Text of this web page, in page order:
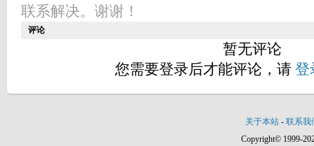
联系解决。谢谢！
评论
暂无评论
您需要登录后才能评论，请 登
关于本站 - 联系我
Copyright© 1999-